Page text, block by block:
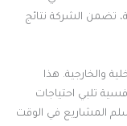
تضمن الشركة نتائج
والخارجية. هذا
تلبي احتياجات
المشاريع في الوقت